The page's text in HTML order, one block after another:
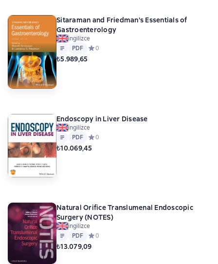
Sitaraman and Friedman's Essentials of
Gastroenterology
ingilizce
Metin
PDF
PDF Средний рейтинг 0 на основе 0 оценок
0
₺5.989,65
Endoscopy in Liver Disease
ingilizce
Metin
PDF
PDF Средний рейтинг 0 на основе 0 оценок
0
₺10.069,45
Natural Orifice Translumenal Endoscopic
Surgery (NOTES)
ingilizce
Metin
PDF
PDF Средний рейтинг 0 на основе 0 оценок
0
₺13.079,09